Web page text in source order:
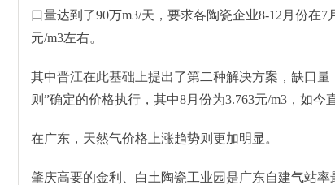
口量达到了90万m3/天，要求各陶瓷企业8-12月份在
元/m3左右。
其中晋江在此基础上提出了第二种解决方案，缺口
则”确定的价格执行，其中8月份为3.763元/m3，如今
在广东，天然气价格上涨趋势则更加明显。
肇庆高要的金利、白土陶瓷工业园是广东自建气站